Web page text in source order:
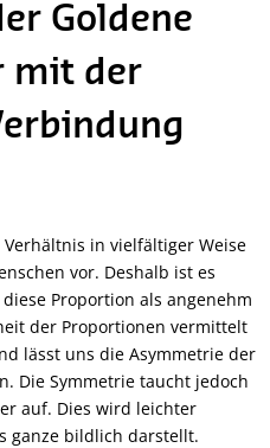
Goldene
mit der
in vielfältiger Weise
vor. Deshalb ist es
Proportion als angenehm
der Proportionen vermittelt
lässt uns die Asymmetrie der
Die Symmetrie taucht jedoch
auf. Dies wird leichter
ganze bildlich darstellt.